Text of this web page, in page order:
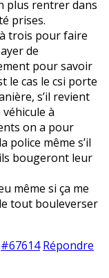
plus rentrer dans
prises.
trois pour faire
de
pour savoir
le cas le csi porte
s’il revient
à
on a pour
police même s’il
bougeront leur
même si ça me
tout bouleverser
#67614 Répondre